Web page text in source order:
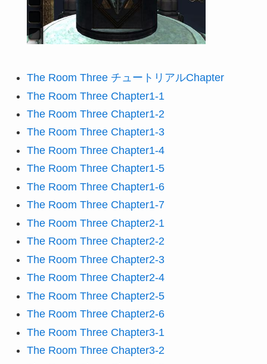
The Room Three チュートリアルChapter
The Room Three Chapter1-1
The Room Three Chapter1-2
The Room Three Chapter1-3
The Room Three Chapter1-4
The Room Three Chapter1-5
The Room Three Chapter1-6
The Room Three Chapter1-7
The Room Three Chapter2-1
The Room Three Chapter2-2
The Room Three Chapter2-3
The Room Three Chapter2-4
The Room Three Chapter2-5
The Room Three Chapter2-6
The Room Three Chapter3-1
The Room Three Chapter3-2